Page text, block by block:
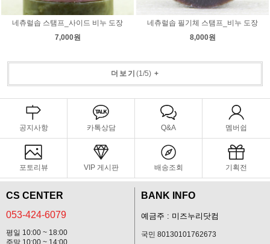
네츄럴솝 스탬프_사이드 비누 도장
7,000원
네츄럴솝 필기체 스탬프_비누 도장
8,000원
더보기 (1/5)+
공지사항 카톡상담 Q&A 멤버쉽
포토리뷰 VIP 게시판 배송조회 기획전
CS CENTER
053-424-6079
평일 10:00 ~ 18:00
주말 10:00 ~ 14:00
BANK INFO
예금주 : 미즈누리닷컴
국민 80130101762673